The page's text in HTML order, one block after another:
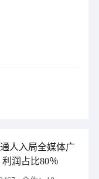
人入局全媒体广
润占比80％